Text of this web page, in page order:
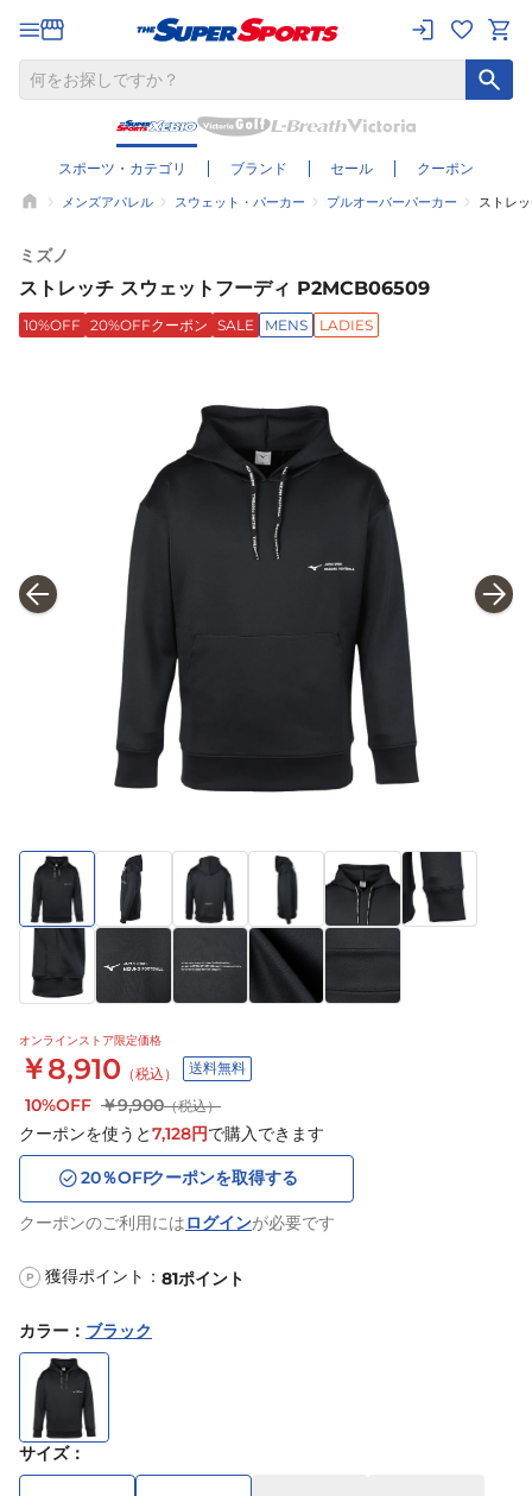
スポーツ・カテゴリ ブランド セール クーポン
メンズアパレル スウェット・パーカー プルオーバーパーカー ストレ
ミズノ
ストレッチ スウェットフーディ P2MCB06509
10%OFF 20%OFFクーポン SALE MENS LADIES
オンラインストア限定価格
￥8,910 （税込） 送料無料
10%OFF ￥9,900（税込）
クーポンを使うと7,128円で購入できます
20％OFFクーポンを取得する
クーポンのご利用にはログインが必要です
P 獲得ポイント： 81ポイント
カラー ： ブラック
サイズ：